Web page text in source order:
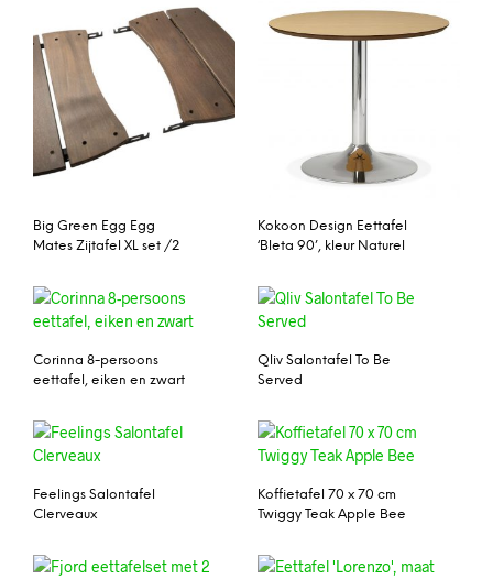
Big Green Egg Egg
Mates Zijtafel XL set /2
Kokoon Design Eettafel
‘Bleta 90’, kleur Naturel
Corinna 8-persoons
eettafel, eiken en zwart
Qliv Salontafel To Be
Served
Feelings Salontafel
Clerveaux
Koffietafel 70 x 70 cm
Twiggy Teak Apple Bee